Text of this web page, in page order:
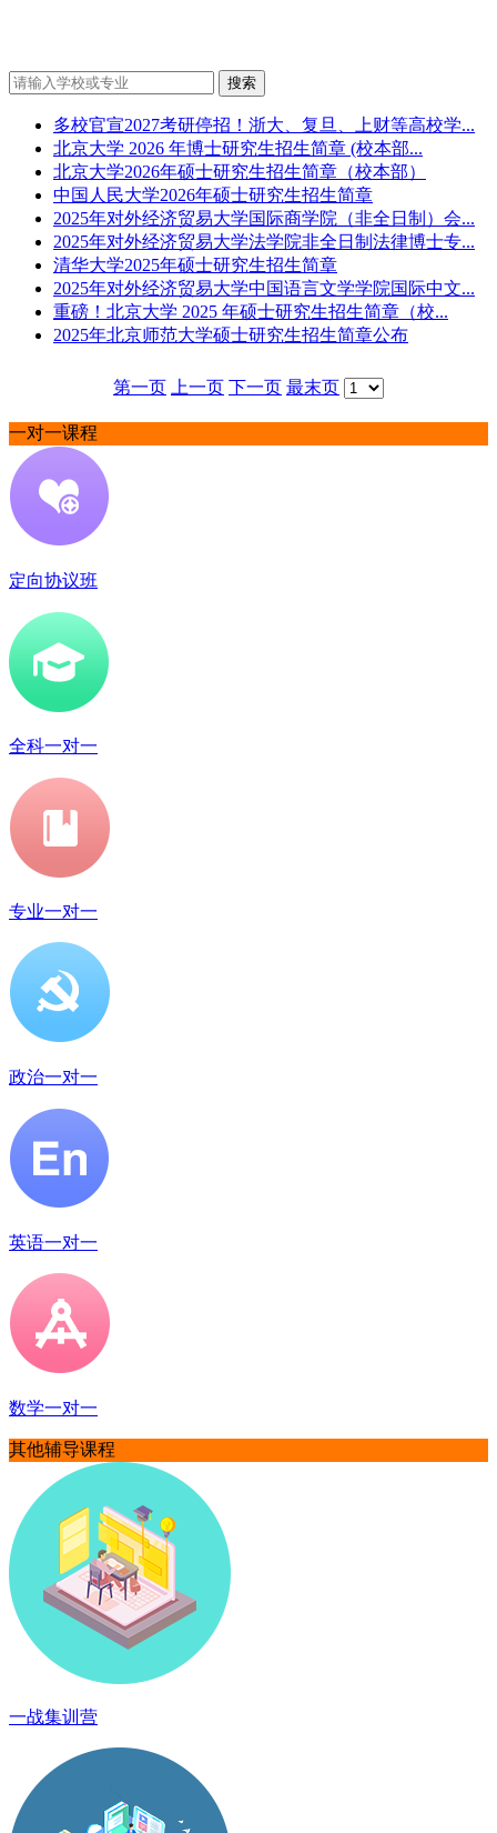
多校官宣2027考研停招！浙大、复旦、上财等高校学...
北京大学 2026 年博士研究生招生简章 (校本部...
北京大学2026年硕士研究生招生简章（校本部）
中国人民大学2026年硕士研究生招生简章
2025年对外经济贸易大学国际商学院（非全日制）会...
2025年对外经济贸易大学法学院非全日制法律博士专...
清华大学2025年硕士研究生招生简章
2025年对外经济贸易大学中国语言文学学院国际中文...
重磅！北京大学 2025 年硕士研究生招生简章（校...
2025年北京师范大学硕士研究生招生简章公布
第一页 上一页 下一页 最末页
一对一课程
定向协议班
全科一对一
专业一对一
政治一对一
英语一对一
数学一对一
其他辅导课程
一战集训营